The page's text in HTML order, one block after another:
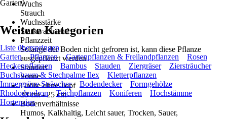
Wuchs
Strauch
Wuchsstärke
Starkwachsend
Pflanzzeit
Solange der Boden nicht gefroren ist, kann diese Pflanze
ausgepflanzt werden
Standort
Sonne
Größe ohne Topf
20 cm - 25 cm
Bodenverhältnisse
Humos, Kalkhaltig, Leicht sauer, Trocken, Sauer,
Garten!
Weitere Kategorien
Liste überspringen
Garten
Pflanzen Gartenpflanzen & Freilandpflanzen
Rosen
Heckenpflanzen
Bambus Stauden Ziergräser
Ziersträucher
Buchsbaum & Stechpalme Ilex
Kletterpflanzen
Immergrüne Sträucher
Bodendecker
Formgehölze
Rhododendron
Teichpflanzen Koniferen
Hochstämme
Hortensien